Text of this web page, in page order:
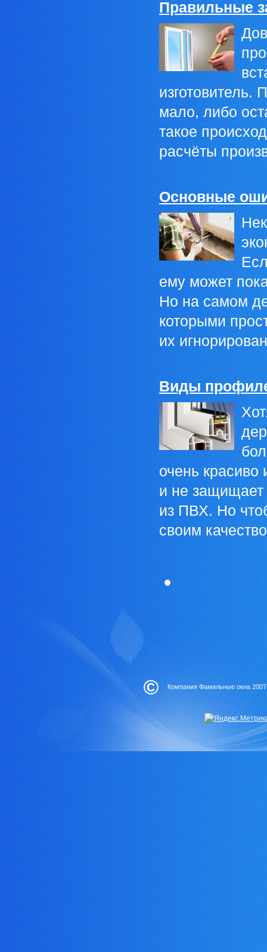
Правильные
изготовитель.
мало, либо
такое
расчёты
Основные
ему может
Но на самом
которыми
их
Виды
очень красиво
и не защищает
из ПВХ. Но
своим
© Компания Фамильные окна